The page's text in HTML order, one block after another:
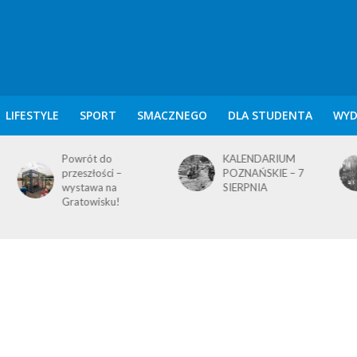
LIFESTYLE SPORT SMACZNEGO DLA STUDENTA
KALENDARIUM
POZNAŃSKIE – 7
SIERPNIA
KALENDARIUM
POZNAŃSKIE – 5
SIERPNIA